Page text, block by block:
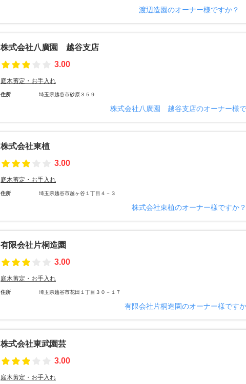
渡辺造園のオーナー様ですか？
株式会社八廣園 越谷支店
3.00
庭木剪定・お手入れ
住所 埼玉県越谷市砂原３５９
株式会社八廣園 越谷支店のオーナー様
株式会社東植
3.00
庭木剪定・お手入れ
住所 埼玉県越谷市越ヶ谷１丁目４－３
株式会社東植のオーナー様ですか？
有限会社片桐造園
3.00
庭木剪定・お手入れ
住所 埼玉県越谷市花田１丁目３０－１７
有限会社片桐造園のオーナー様です
株式会社東武園芸
3.00
庭木剪定・お手入れ